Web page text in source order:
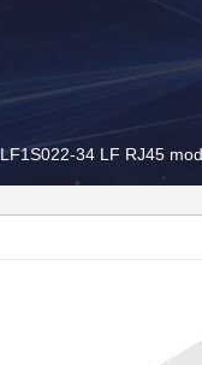
LF1S022-34 LF RJ45